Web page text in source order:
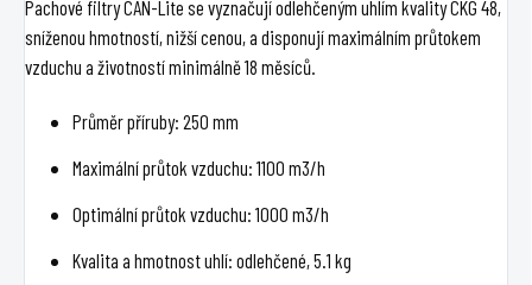
Pachové filtry CAN-Lite se vyznačují odlehčeným uhlím kvality CKG 48,
sníženou hmotností, nižší cenou, a disponují maximálním průtokem
vzduchu a životností minimálně 18 měsíců.
Průměr příruby: 250 mm
Maximální průtok vzduchu: 1100 m3/h
Optimální průtok vzduchu: 1000 m3/h
Kvalita a hmotnost uhlí: odlehčené, 5.1 kg